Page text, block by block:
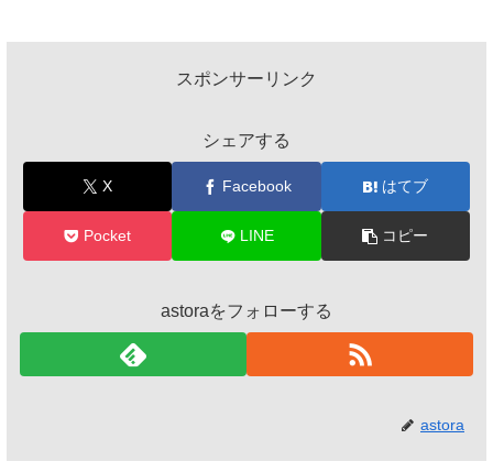
スポンサーリンク
シェアする
X Facebook はてブ
Pocket LINE コピー
astoraをフォローする
astora